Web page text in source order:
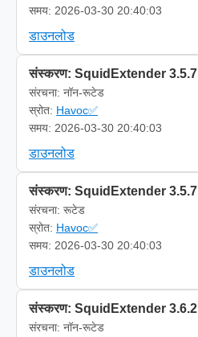
समय: 2026-03-30 20:40:03
डाउनलोड
संस्करण: SquidExtender 3.5.7
संरचना: नॉन-रूटेड
स्रोत: Havoc✅
समय: 2026-03-30 20:40:03
डाउनलोड
संस्करण: SquidExtender 3.5.7
संरचना: रूटेड
स्रोत: Havoc✅
समय: 2026-03-30 20:40:03
डाउनलोड
संस्करण: SquidExtender 3.6.2
संरचना: नॉन-रूटेड